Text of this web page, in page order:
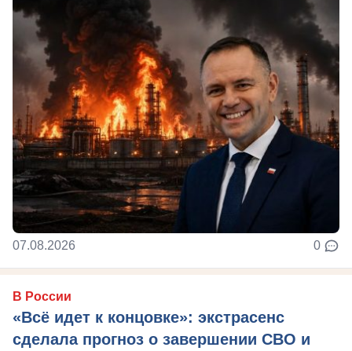
07.08.2026 0
В России
«Всё идет к концовке»: экстрасенс
сделала прогноз о завершении СВО и